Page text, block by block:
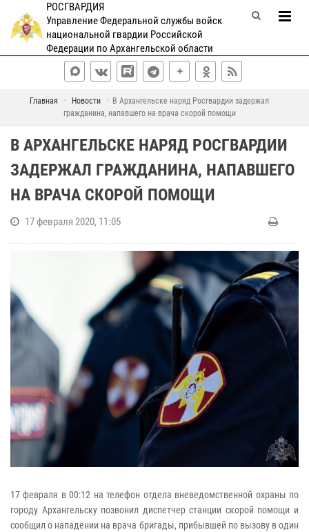
РОСГВАРДИЯ
Управление Федеральной службы войск
национальной гвардии Российской
Федерации по Архангельской области
Главная Новости
В Архангельске наряд Росгвардии задержал
гражданина, напавшего на врача скорой помощи
В АРХАНГЕЛЬСКЕ НАРЯД РОСГВАРДИИ
ЗАДЕРЖАЛ ГРАЖДАНИНА, НАПАВШЕГО
НА ВРАЧА СКОРОЙ ПОМОЩИ
17 февраля 2020, 11:05
17 февраля в 00:12 на телефон отдела вневедомственной охраны по
городу Архангельску позвонил диспетчер станции скорой помощи и
сообщил о нападении на врача бригады, прибывшей по вызову в один